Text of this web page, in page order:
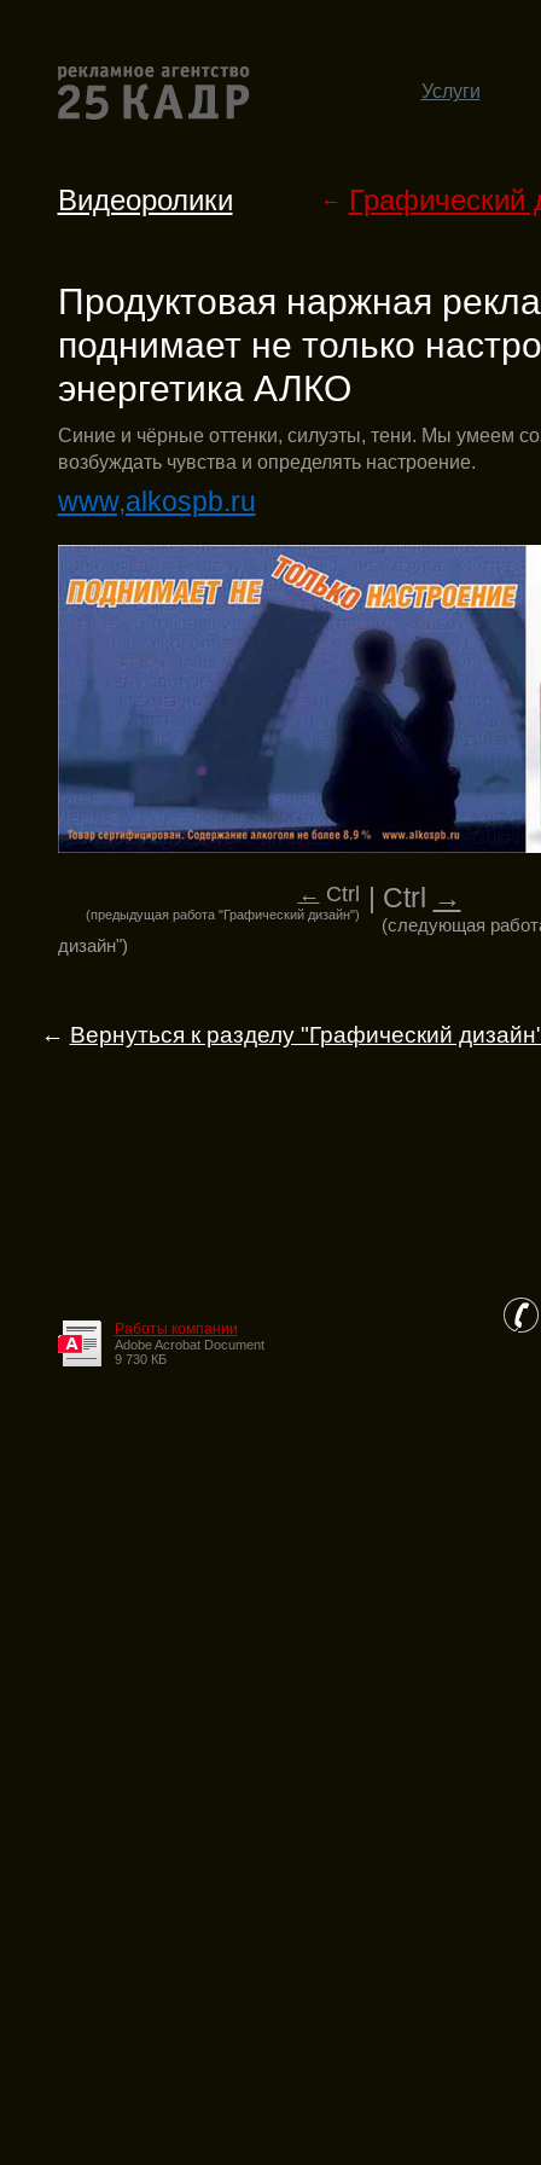
Услуги
Видеоролики ← Графический
Продуктовая наржная
поднимает не только
энергетика АЛКО
Синие и чёрные оттенки, силуэты, тени. Мы умеем
возбуждать чувства и определять настроение.
www,alkospb.ru
← Ctrl
(предыдущая работа "Графический дизайн")
| Ctrl →
(следующая
дизайн")
← Вернуться к разделу "Графический
Работы компании
Adobe Acrobat Document
9 730 КБ